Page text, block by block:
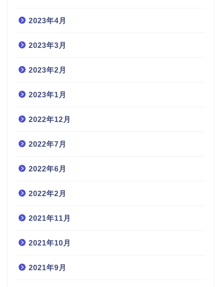
2023年4月
2023年3月
2023年2月
2023年1月
2022年12月
2022年7月
2022年6月
2022年2月
2021年11月
2021年10月
2021年9月